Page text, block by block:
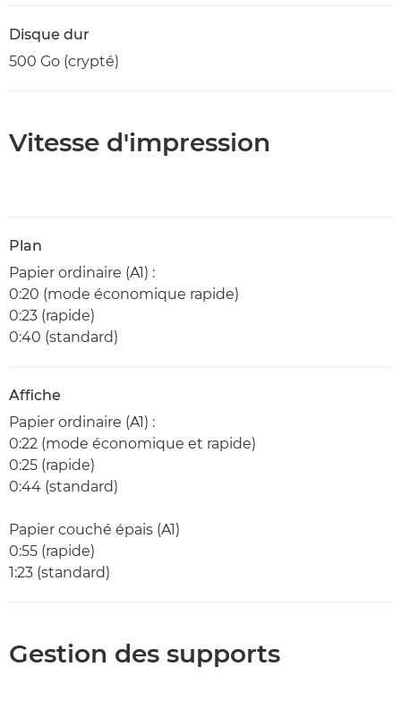
Disque dur
500 Go (crypté)
Vitesse d'impression
Plan
Papier ordinaire (A1) :
0:20 (mode économique rapide)
0:23 (rapide)
0:40 (standard)
Affiche
Papier ordinaire (A1) :
0:22 (mode économique et rapide)
0:25 (rapide)
0:44 (standard)
Papier couché épais (A1)
0:55 (rapide)
1:23 (standard)
Gestion des supports